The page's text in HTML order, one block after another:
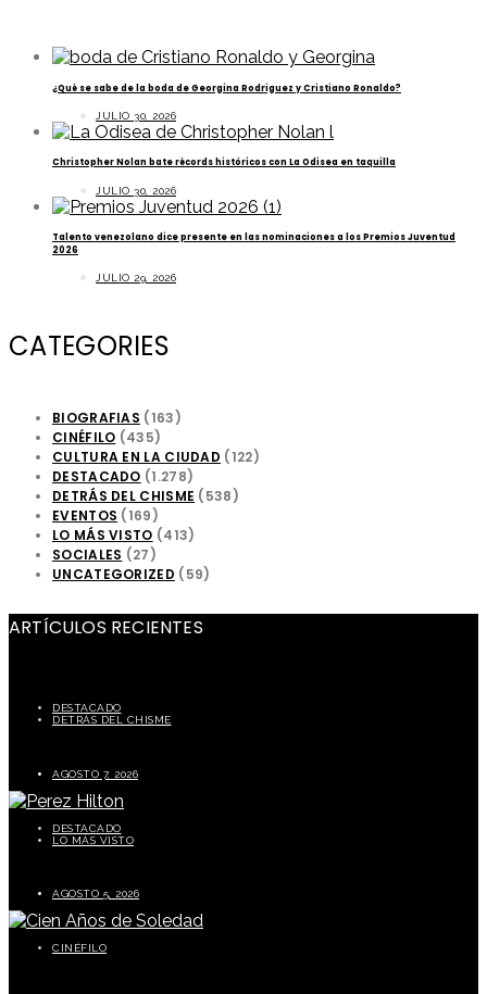
¿Qué se sabe de la boda de Georgina Rodriguez y Cristiano Ronaldo?
JULIO 30, 2026
Christopher Nolan bate récords históricos con La Odisea en taquilla
JULIO 30, 2026
Talento venezolano dice presente en las nominaciones a los Premios Juventud
2026
JULIO 29, 2026
CATEGORIES
BIOGRAFIAS (163)
CINÉFILO (435)
CULTURA EN LA CIUDAD (122)
DESTACADO (1.278)
DETRÁS DEL CHISME (538)
EVENTOS (169)
LO MÁS VISTO (413)
SOCIALES (27)
UNCATEGORIZED (59)
ARTÍCULOS RECIENTES
DESTACADO
DETRÁS DEL CHISME
AGOSTO 7, 2026
DESTACADO
LO MÁS VISTO
AGOSTO 5, 2026
CINÉFILO